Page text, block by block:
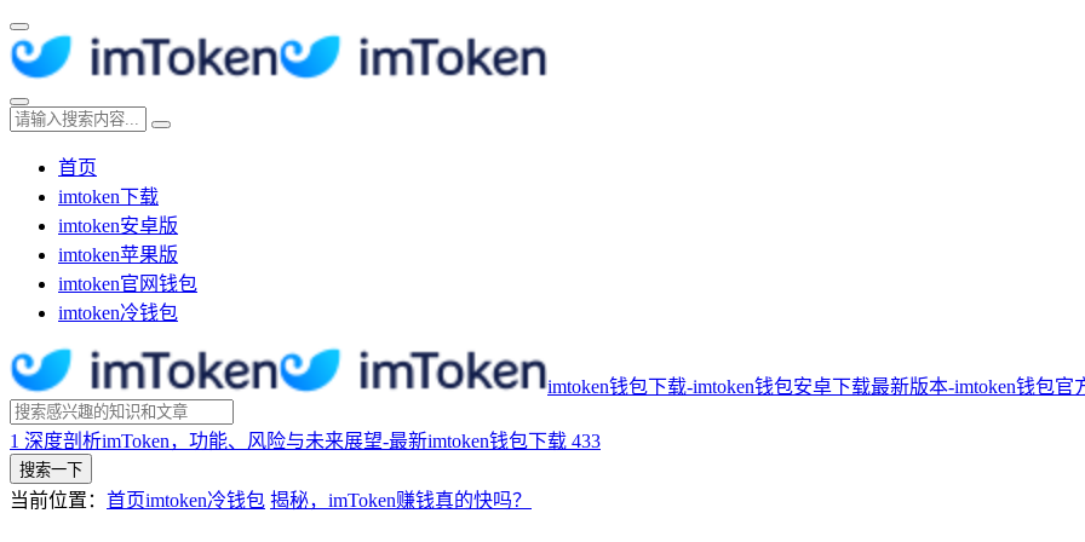
首页
imtoken下载
imtoken安卓版
imtoken苹果版
imtoken官网钱包
imtoken冷钱包
imtoken钱包下载-imtoken钱包安卓下载最新版本-imtoken钱包官
1 深度剖析imToken，功能、风险与未来展望-最新imtoken钱包下载 433
搜索一下
当前位置： 首页imtoken冷钱包 揭秘，imToken赚钱真的快吗？